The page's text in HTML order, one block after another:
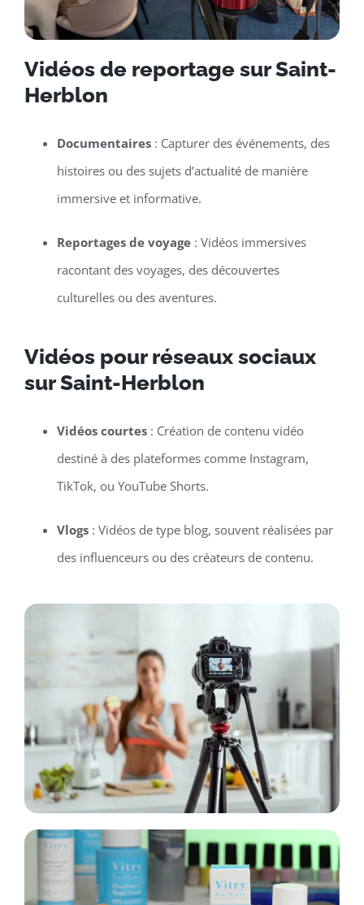
Vidéos de reportage sur Saint-
Herblon
Documentaires: Capturer des événements, des
histoires ou des sujets d’actualité de manière
immersive et informative.
Reportages de voyage: Vidéos immersives
racontant des voyages, des découvertes
culturelles ou des aventures.
Vidéos pour réseaux sociaux
sur Saint-Herblon
Vidéos courtes: Création de contenu vidéo
destiné à des plateformes comme Instagram,
TikTok, ou YouTube Shorts.
Vlogs: Vidéos de type blog, souvent réalisées par
des influenceurs ou des créateurs de contenu.